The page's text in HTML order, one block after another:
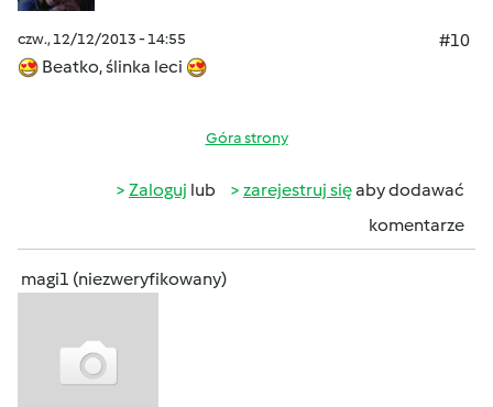
czw., 12/12/2013 - 14:55
#10
Beatko, ślinka leci
Góra strony
Zaloguj lub zarejestruj sięaby dodawać
komentarze
magi1 (niezweryfikowany)